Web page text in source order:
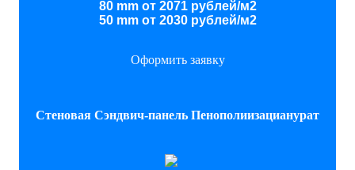
80 mm от 2071 рублей/м2
50 mm от 2030 рублей/м2
Оформить заявку
Стеновая Сэндвич-панель Пенополиизацианурат